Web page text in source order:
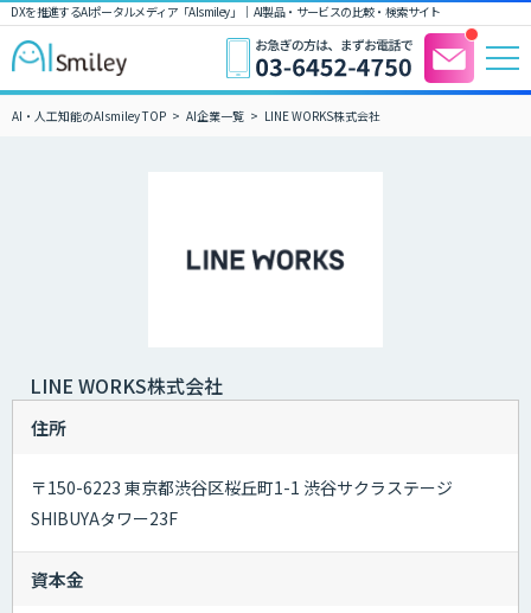
DXを推進するAIポータルメディア「AIsmiley」｜ AI製品・サービスの比較・検索サイト
AI・人工知能のAIsmiley TOP AI企業一覧 LINE WORKS株式会社
LINE WORKS株式会社
住所
〒150-6223 東京都渋谷区桜丘町1-1 渋谷サクラステージ
SHIBUYAタワー23F
資本金